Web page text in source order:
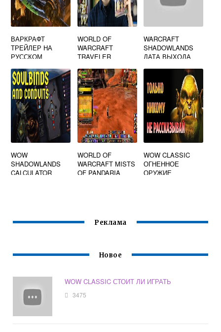
ВАРКРАФТ
ТРЕЙЛЕР НА
РУССКОМ
WORLD OF
WARCRAFT
TRAVELER
К
WARCRAFT
SHADOWLANDS
ДАТА ВЫХОДА
WOW
SHADOWLANDS
CALCULATOR
WORLD OF
WARCRAFT MISTS
OF PANDARIA
WOW CLASSIC
ОГНЕННОЕ
ОРУЖИЕ
Реклама
Новое
WOW CLASSIC СТОИТ ЛИ ИГРАТЬ
3475